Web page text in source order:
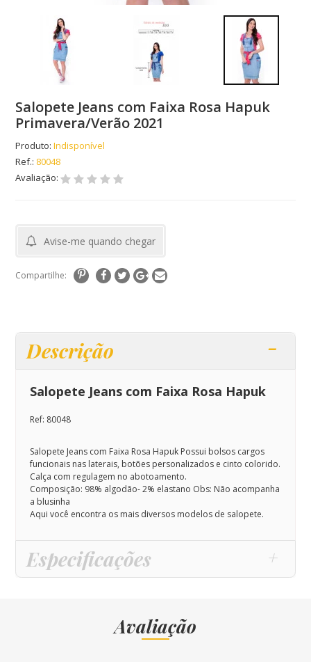
Salopete Jeans com Faixa Rosa Hapuk
Primavera/Verão 2021
Produto: Indisponível
Ref.: 80048
Avaliação:
Avise-me quando chegar
Compartilhe:
Descrição
Salopete Jeans com Faixa Rosa Hapuk
Ref: 80048
Salopete Jeans com Faixa Rosa Hapuk Possui bolsos cargos
funcionais nas laterais, botões personalizados e cinto colorido.
Calça com regulagem no abotoamento.
Composição: 98% algodão- 2% elastano Obs: Não acompanha
a blusinha
Aqui você encontra os mais diversos modelos de salopete.
Especificações
Avaliação